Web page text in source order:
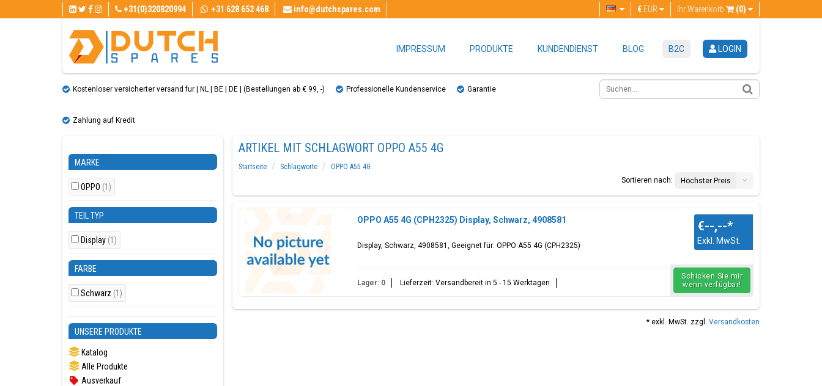
+31(0)320820994 +31 628 652 468 info@dutchspares.com Ihr Warenkorb (0)
€ EUR
IMPRESSUM PRODUKTE KUNDENDIENST BLOG B2C LOGIN
Kostenloser versicherter versand fur | NL | BE | DE | (Bestellungen ab € 99, ​​-) Professionelle Kundenservice Garantie
Zahlung auf Kredit
MARKE
OPPO (1)
TEIL TYP
Display (1)
FARBE
Schwarz (1)
UNSERE PRODUKTE
Katalog
Alle Produkte
Ausverkauf
ARTIKEL MIT SCHLAGWORT OPPO A55 4G
Startseite Schlagworte
OPPO A55 4G
Sortieren nach:
Höchster Preis
OPPO A55 4G (CPH2325) Display, Schwarz, 4908581
Display, Schwarz, 4908581, Geeignet für: OPPO A55 4G (CPH2325)
€--,--*
Exkl. MwSt.
Lager: 0 Lieferzeit: Versandbereit in 5 - 15 Werktagen
Schicken Sie mir
wenn verfügbar!
* exkl. MwSt. zzgl. Versandkosten